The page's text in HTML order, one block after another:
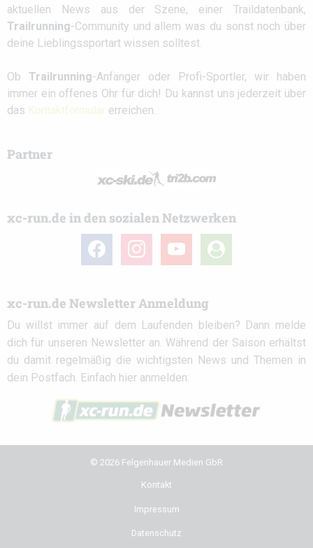
aktuellen News aus der Szene, einer Traildatenbank,
Trailrunning-Community und allem was du sonst noch über
deine Lieblingssportart wissen solltest.
Ob Trailrunning-Anfänger oder Profi-Sportler, wir haben
immer ein offenes Ohr für dich! Du kannst uns jederzeit über
das Kontaktformular erreichen.
Partner
xc-run.de in den sozialen Netzwerken
facebook instagramyoutube
user-
circle
xc-run.de Newsletter Anmeldung
Du willst immer auf dem Laufenden bleiben? Dann melde
dich für unseren Newsletter an. Während der Saison erhältst
du damit regelmäßig die wichtigsten News und Themen in
dein Postfach. Einfach hier anmelden:
© 2026 Felgenhauer Medien GbR
Kontakt
Impressum
Datenschutz